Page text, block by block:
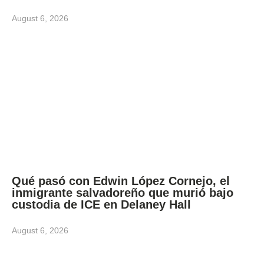
August 6, 2026
Qué pasó con Edwin López Cornejo, el
inmigrante salvadoreño que murió bajo
custodia de ICE en Delaney Hall
August 6, 2026